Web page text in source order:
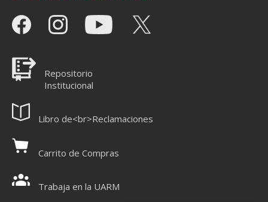
Repositorio
Institucional
Libro de<br>Reclamaciones
Carrito de Compras
Trabaja en la UARM